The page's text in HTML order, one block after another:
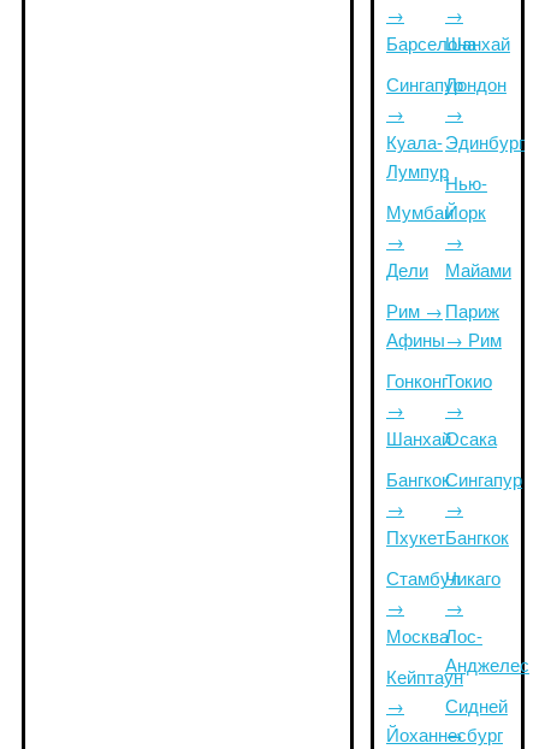
→
Барселона
Сингапур
→
Куала-
Лумпур
Мумбаи
→
Дели
Рим →
Афины
Гонконг
→
Шанхай
Бангкок
→
Пхукет
Стамбул
→
Москва
Кейптаун
→
Йоханнесбург
→
Шанхай
Лондон
→
Эдинбург
Нью-
Йорк
→
Майами
Париж
→ Рим
Токио
→
Осака
Сингапур
→
Бангкок
Чикаго
→
Лос-
Анджелес
Сидней
→